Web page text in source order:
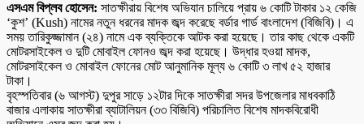
এসএম বিপ্লব হোসেন: সাতক্ষীরায় বিশেষ অভিযান চালিয়ে প্রায় ৬ কোটি টাকার ১২ কেজি
‘কুশ’ (Kush) নামের নতুন ধরনের মাদক জব্দ করেছে বর্ডার গার্ড বাংলাদেশ (বিজিবি)। এ
সময় তারিকুজ্জামান (২৪) নামে এক ব্যক্তিকে আটক করা হয়েছে। তার কাছ থেকে একটি
মোটরসাইকেল ও দুটি মোবাইল ফোনও জব্দ করা হয়েছে। উদ্ধার হওয়া মাদক,
মোটরসাইকেল ও মোবাইল ফোনের মোট আনুমানিক মূল্য ৬ কোটি ৩ লাখ ৫২ হাজার
টাকা।
বৃহস্পতিবার (৬ আগস্ট) দুপুর সাড়ে ১২টার দিকে সাতক্ষীরা সদর উপজেলার মাধবকাঠি
বাজার এলাকায় সাতক্ষীরা ব্যাটালিয়ন (৩৩ বিজিবি) পরিচালিত বিশেষ মাদকবিরোধী